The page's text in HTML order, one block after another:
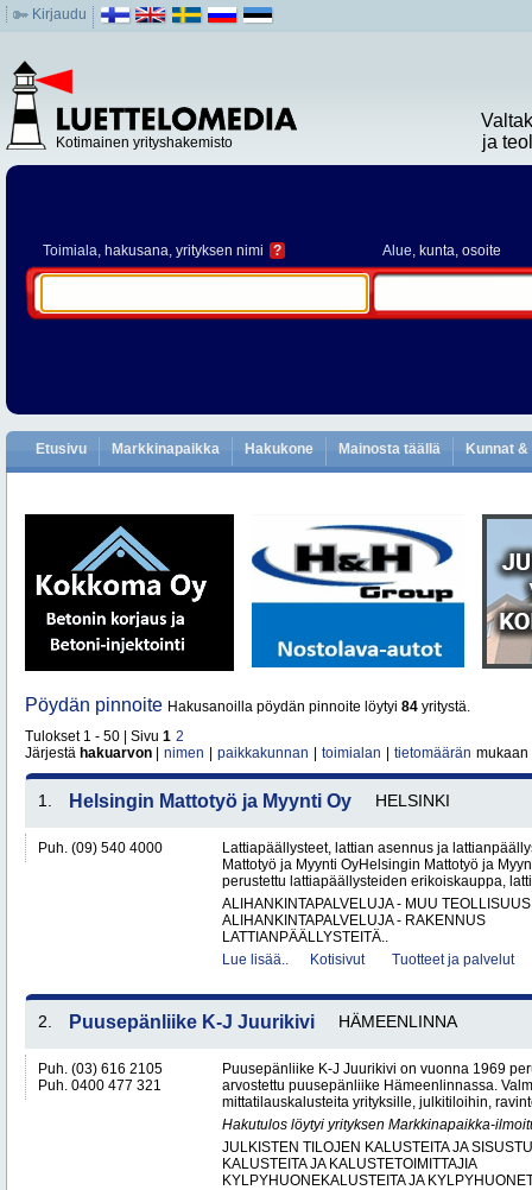
Kirjaudu
Kotimainen yrityshakemisto
ja
Toimiala, hakusana, yrityksen nimi ? Alue, kunta, osoite
Etusivu Markkinapaikka Hakukone Mainosta täällä Kunnat
Pöydän pinnoite Hakusanoilla pöydän pinnoite löytyi 84 yritystä.
Tulokset 1 - 50 | Sivu 1 2
Järjestä hakuarvon nimen paikkakunnan toimialan tietomäärän mukaan
1. Helsingin Mattotyö ja Myynti Oy HELSINKI
Puh. (09) 540 4000
Lattiapäällysteet, lattian asennus ja
Mattotyö ja Myynti OyHelsingin Mattotyö ja
perustettu lattiapäällysteiden erikoiskauppa,
ALIHANKINTAPALVELUJA - MUU TEOLLISUUS
ALIHANKINTAPALVELUJA - RAKENNUS
LATTIANPÄÄLLYSTEITÄ..
Lue lisää..
Kotisivut Tuotteet ja palvelut
2. Puusepänliike K-J Juurikivi HÄMEENLINNA
Puh. (03) 616 2105
Puh. 0400 477 321
Puusepänliike K-J Juurikivi on vuonna 1969
arvostettu puusepänliike Hämeenlinnassa.
mittatilauskalusteita yrityksille, julkitiloihin,
Hakutulos löytyi yrityksen Markkinapaikka-
JULKISTEN TILOJEN KALUSTEITA JA
KALUSTEITA JA KALUSTETOIMITTAJIA
KYLPYHUONEKALUSTEITA JA